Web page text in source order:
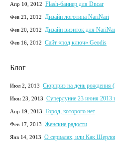
Апр 10, 2012 Flash-баннер для Dncar
Фев 21, 2012 Дизайн логотипа NariNari
Фев 20, 2012 Дизайн визиток для
Фев 16, 2012 Сайт «под ключ» Geodis
Блог
Июл 2, 2013 Сюрприз на день рождения
Июн 23, 2013 Суперлуние 23 июня 2013
Апр 19, 2013 Город, которого нет
Фев 17, 2013 Женские радости
Янв 14, 2013 О сериалах, или Как